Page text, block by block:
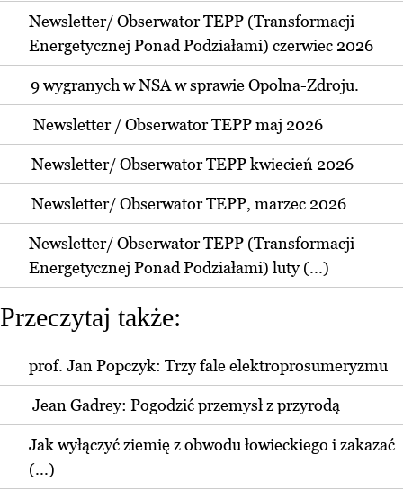
Newsletter/ Obserwator TEPP (Transformacji
Energetycznej Ponad Podziałami) czerwiec 2026
9 wygranych w NSA w sprawie Opolna-Zdroju.
Newsletter / Obserwator TEPP maj 2026
Newsletter/ Obserwator TEPP kwiecień 2026
Newsletter/ Obserwator TEPP, marzec 2026
Newsletter/ Obserwator TEPP (Transformacji
Energetycznej Ponad Podziałami) luty (...)
Przeczytaj także:
prof. Jan Popczyk: Trzy fale elektroprosumeryzmu
Jean Gadrey: Pogodzić przemysł z przyrodą
Jak wyłączyć ziemię z obwodu łowieckiego i zakazać
(...)